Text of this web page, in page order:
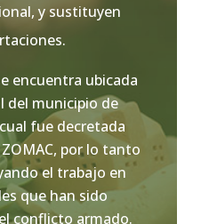
y sustituyen
encuentra ubicada
del municipio de
fue decretada
por lo tanto
el trabajo en
que han sido
conflicto armado.